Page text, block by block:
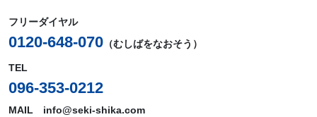
フリーダイヤル
0120-648-070 （むしばをなおそう）
TEL
096-353-0212
MAIL info@seki-shika.com